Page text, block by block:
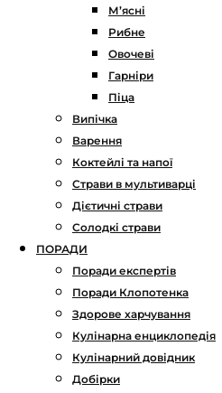
М’ясні
Рибне
Овочеві
Гарніри
Піца
Випічка
Варення
Коктейлі та напої
Страви в мультиварці
Дієтичні страви
Солодкі страви
ПОРАДИ
Поради експертів
Поради Клопотенка
Здорове харчування
Кулінарна енциклопедія
Кулінарний довідник
Добірки